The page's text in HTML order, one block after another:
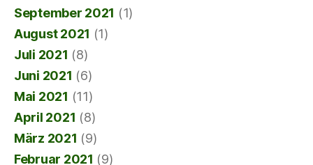
September 2021 (1)
August 2021 (1)
Juli 2021 (8)
Juni 2021 (6)
Mai 2021 (11)
April 2021 (8)
März 2021 (9)
Februar 2021 (9)